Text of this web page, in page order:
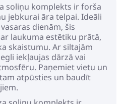
soliņu komplekts ir forša
jebkurai āra telpai. Ideāli
dienām, šis
laukuma estētiku prātā,
skaistumu. Ar siltajām
iekļaujas dārzā vai
Paņemiet vietu un
atpūsties un baudīt